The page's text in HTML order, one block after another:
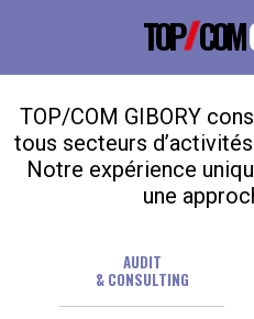
TOP COM
TOP/COM GIBORY
tous secteurs
Notre expérience
une
AUDIT
& CONSULTING